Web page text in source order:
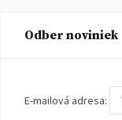
Odber noviniek
E-mailová adresa: